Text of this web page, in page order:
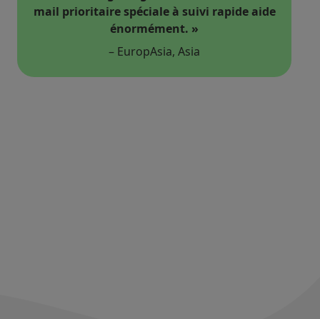
mail prioritaire spéciale à suivi rapide aide
énormément. »
– EuropAsia, Asia